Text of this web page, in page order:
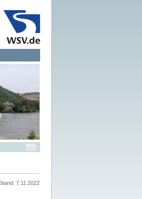
7.11.2022